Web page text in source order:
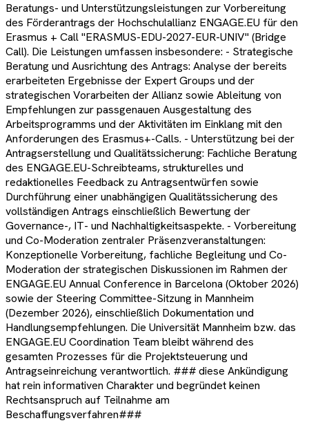
Beratungs- und Unterstützungsleistungen zur Vorbereitung
des Förderantrags der Hochschulallianz ENGAGE.EU für den
Erasmus + Call "ERASMUS-EDU-2027-EUR-UNIV" (Bridge
Call). Die Leistungen umfassen insbesondere: - Strategische
Beratung und Ausrichtung des Antrags: Analyse der bereits
erarbeiteten Ergebnisse der Expert Groups und der
strategischen Vorarbeiten der Allianz sowie Ableitung von
Empfehlungen zur passgenauen Ausgestaltung des
Arbeitsprogramms und der Aktivitäten im Einklang mit den
Anforderungen des Erasmus+-Calls. - Unterstützung bei der
Antragserstellung und Qualitätssicherung: Fachliche Beratung
des ENGAGE.EU-Schreibteams, strukturelles und
redaktionelles Feedback zu Antragsentwürfen sowie
Durchführung einer unabhängigen Qualitätssicherung des
vollständigen Antrags einschließlich Bewertung der
Governance-, IT- und Nachhaltigkeitsaspekte. - Vorbereitung
und Co-Moderation zentraler Präsenzveranstaltungen:
Konzeptionelle Vorbereitung, fachliche Begleitung und Co-
Moderation der strategischen Diskussionen im Rahmen der
ENGAGE.EU Annual Conference in Barcelona (Oktober 2026)
sowie der Steering Committee-Sitzung in Mannheim
(Dezember 2026), einschließlich Dokumentation und
Handlungsempfehlungen. Die Universität Mannheim bzw. das
ENGAGE.EU Coordination Team bleibt während des
gesamten Prozesses für die Projektsteuerung und
Antragseinreichung verantwortlich. ### diese Ankündigung
hat rein informativen Charakter und begründet keinen
Rechtsanspruch auf Teilnahme am
Beschaffungsverfahren###